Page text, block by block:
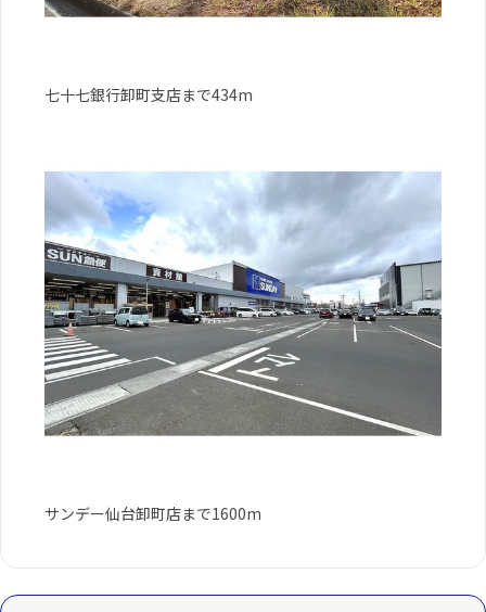
七十七銀行卸町支店まで434m
サンデー仙台卸町店まで1600m